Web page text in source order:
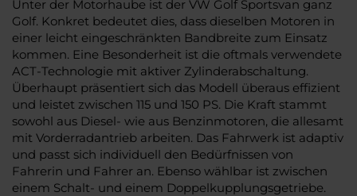
Unter der Motorhaube ist der VW Golf Sportsvan ganz
Golf. Konkret bedeutet dies, dass dieselben Motoren in
einer leicht eingeschränkten Bandbreite zum Einsatz
kommen. Eine Besonderheit ist die oftmals verwendete
ACT-Technologie mit aktiver Zylinderabschaltung.
Überhaupt präsentiert sich das Modell überaus effizient
und leistet zwischen 115 und 150 PS. Die Kraft stammt
sowohl aus Diesel- wie aus Benzinmotoren, die allesamt
mit Vorderradantrieb arbeiten. Das Fahrwerk ist adaptiv
und passt sich individuell den Bedürfnissen von
Fahrerin und Fahrer an. Ebenso wählbar ist zwischen
einem Schalt- und einem Doppelkupplungsgetriebe.